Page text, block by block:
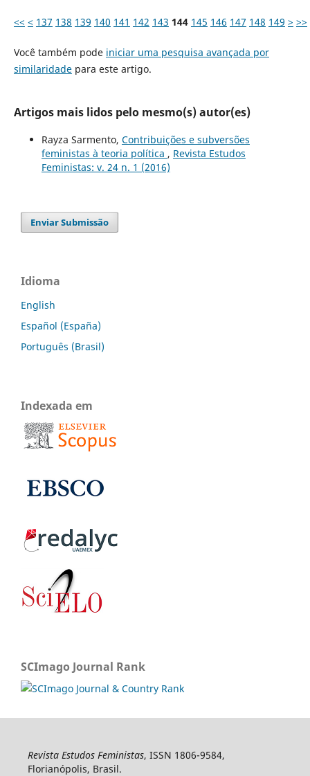
<< < 137 138 139 140 141 142 143 144 145 146 147 148 149 > >>
Você também pode iniciar uma pesquisa avançada por
similaridadepara este artigo.
Artigos mais lidos pelo mesmo(s) autor(es)
Rayza Sarmento, Contribuições e subversões
feministas à teoria política , Revista Estudos
Feministas: v. 24 n. 1 (2016)
Enviar Submissão
Idioma
English
Español (España)
Português (Brasil)
Indexada em
SCImago Journal Rank
Revista Estudos Feministas, ISSN 1806-9584,
Florianópolis, Brasil.